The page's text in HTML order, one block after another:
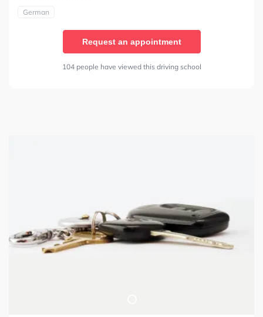
German
Request an appointment
104 people have viewed this driving school